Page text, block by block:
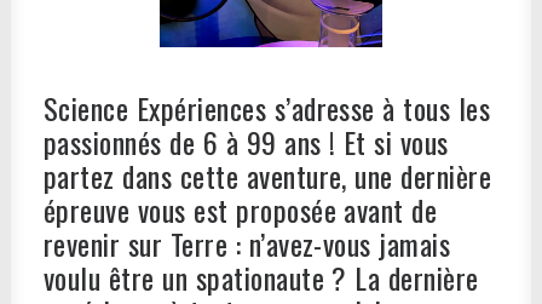
Science Expériences s’adresse à tous les
passionnés de 6 à 99 ans ! Et si vous
partez dans cette aventure, une dernière
épreuve vous est proposée avant de
revenir sur Terre : n’avez-vous jamais
voulu être un spationaute ? La dernière